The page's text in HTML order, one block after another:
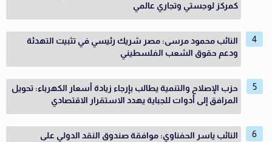
كمركز لوجستي وتجاري عالمي
النائب محمود مرسى: مصر شريك رئيسي في تثبيت التهدئة
ودعم حقوق الشعب الفلسطيني
حزب الإصلاح والتنمية يطالب بإرجاء زيادة أسعار الكهرباء: تحويل
المرافق إلى أدوات للجباية يهدد الاستقرار الاقتصادي
النائب ياسر الحفناوي: موافقة صندوق النقد الدولي على